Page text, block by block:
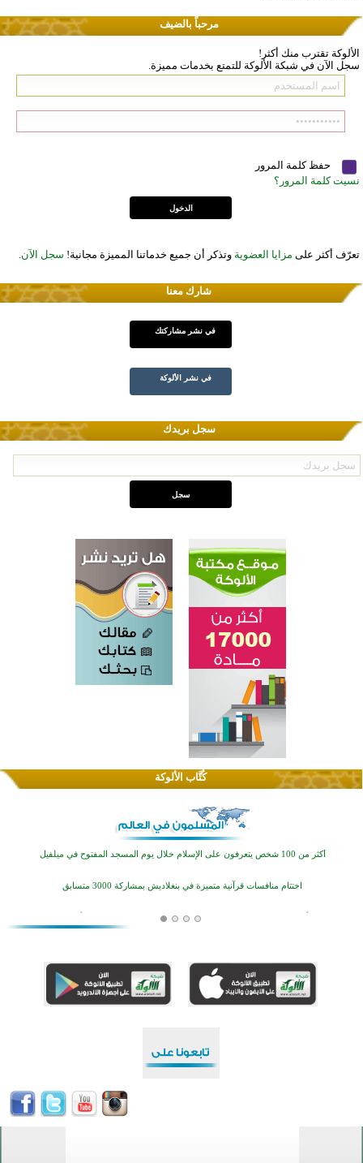
مرحباً بالضيف
الألوكة تقترب منك أكثر!
سجل الآن في شبكة الألوكة للتمتع بخدمات مميزة.
حفظ كلمة المرور
نسيت كلمة المرور؟
تعرّف أكثر على مزايا العضوية وتذكر أن جميع خدماتنا المميزة مجانية! سجل الآن.
شارك معنا
في نشر مشاركتك
في نشر الألوكة
سجل بريدك
كُتَّاب الألوكة
القرآن والتربية في صدارة البرامج الصيفية للمسلمين في بينزا وساراتوف وموردوفيا هذا العام
اختتام الدورة التاسعة لمسابقة حفظ وتلاوة القرآن الكريم في أزناكاييف
أكثر من 100 شخص يتعرفون على الإسلام خلال يوم المسجد المفتوح في ميلفيل
اختتام منافسات قرآنية متميزة في بنغلاديش بمشاركة 3000 متسابق
منطقة ريبوفسي تحتفل بميلاد مسجد جديد في أجواء إيمانية مميزة